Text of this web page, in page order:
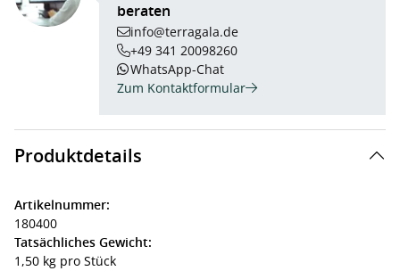
beraten
info@terragala.de
+49 341 20098260
WhatsApp-Chat
Zum Kontaktformular
Produktdetails
Artikelnummer:
180400
Tatsächliches Gewicht:
1,50 kg pro Stück